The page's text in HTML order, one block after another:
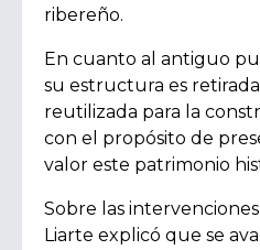
ribereño.
En cuanto al antiguo
su estructura es
reutilizada para la
con el propósito de
valor este patrimonio
Sobre las
Liarte explicó que se